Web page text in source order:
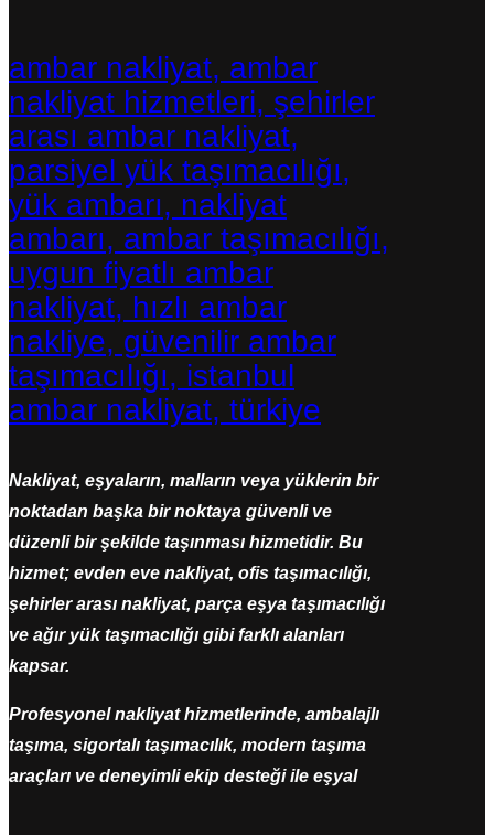
ambar nakliyat, ambar
nakliyat hizmetleri, şehirler
arası ambar nakliyat,
parsiyel yük taşımacılığı,
yük ambarı, nakliyat
ambarı, ambar taşımacılığı,
uygun fiyatlı ambar
nakliyat, hızlı ambar
nakliye, güvenilir ambar
taşımacılığı, istanbul
ambar nakliyat, türkiye
Nakliyat, eşyaların, malların veya yüklerin bir
noktadan başka bir noktaya güvenli ve
düzenli bir şekilde taşınması hizmetidir. Bu
hizmet; evden eve nakliyat, ofis taşımacılığı,
şehirler arası nakliyat, parça eşya taşımacılığı
ve ağır yük taşımacılığı gibi farklı alanları
kapsar.
Profesyonel nakliyat hizmetlerinde, ambalajlı
taşıma, sigortalı taşımacılık, modern taşıma
araçları ve deneyimli ekip desteği ile eşyal